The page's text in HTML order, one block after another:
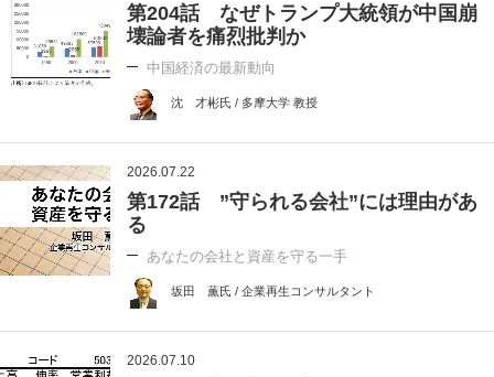
第204話 なぜトランプ大統領が中国崩
壊論者を痛烈批判か
中国経済の最新動向
沈 才彬氏 / 多摩大学 教授
2026.07.22
第172話 ”守られる会社”には理由があ
る
あなたの会社と資産を守る一手
坂田 薫氏 / 企業再生コンサルタント
2026.07.10